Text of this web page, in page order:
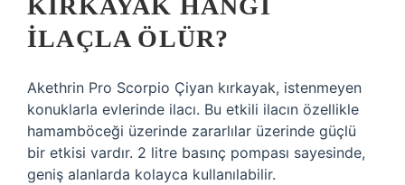
KIRKAYAK HANGI
ILAÇLA ÖLÜR?
Akethrin Pro Scorpio Çiyan kırkayak, istenmeyen
konuklarla evlerinde ilacı. Bu etkili ilacın özellikle
hamamböceği üzerinde zararlılar üzerinde güçlü
bir etkisi vardır. 2 litre basınç pompası sayesinde,
geniş alanlarda kolayca kullanılabilir.